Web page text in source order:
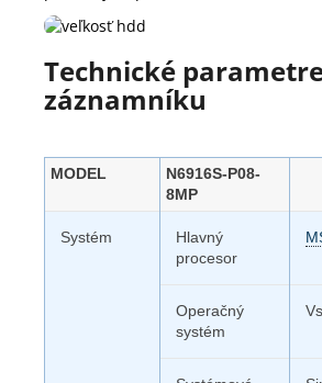
Technické
záznamníku
MODEL
N6916S-P08-
8MP
Systém
Hlavný
procesor
Operačný
systém